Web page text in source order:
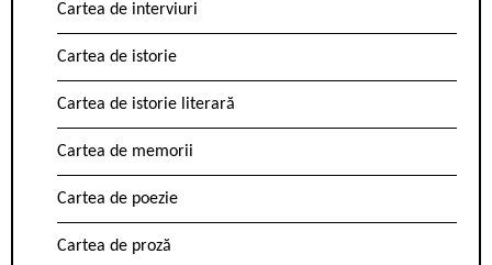
Cartea de interviuri
Cartea de istorie
Cartea de istorie literară
Cartea de memorii
Cartea de poezie
Cartea de proză